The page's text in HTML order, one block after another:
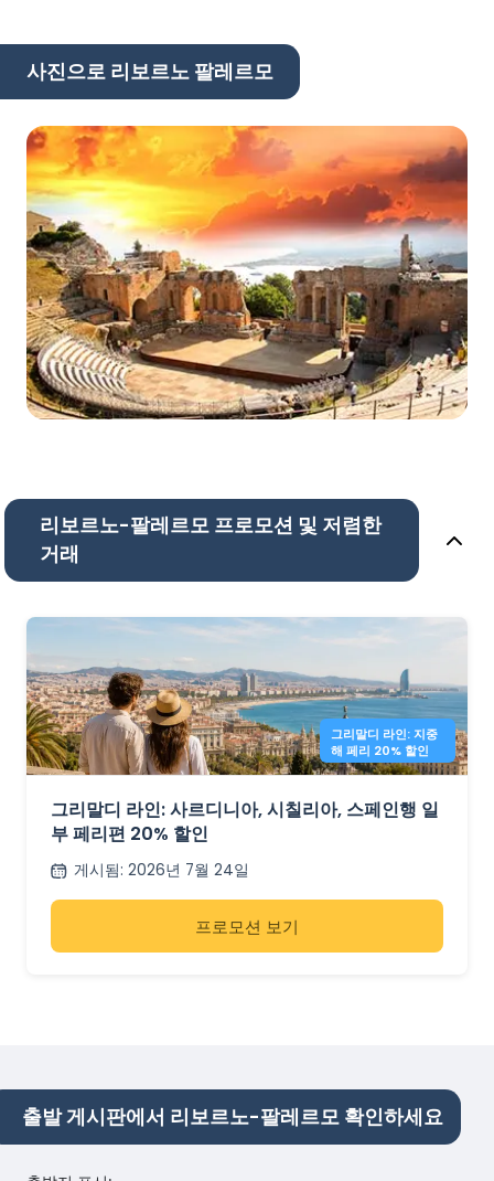
사진으로 리보르노 팔레르모
리보르노-팔레르모 프로모션 및 저렴한
거래
그리말디 라인: 지중
해 페리 20% 할인
그리말디 라인: 사르디니아, 시칠리아, 스페인행 일
부 페리편 20% 할인
게시됨: 2026년 7월 24일
프로모션 보기
출발 게시판에서 리보르노-팔레르모 확인하세요